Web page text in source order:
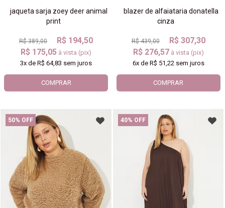
jaqueta sarja zoey deer animal
print
R$ 389,00
R$ 194,50
R$ 175,05 à vista (pix)
3x deR$ 64,83 sem juros
COMPRAR
blazer de alfaiataria donatella
cinza
R$ 439,00
R$ 307,30
R$ 276,57 à vista (pix)
6xde R$ 51,22 sem juros
COMPRAR
50% OFF 40% OFF